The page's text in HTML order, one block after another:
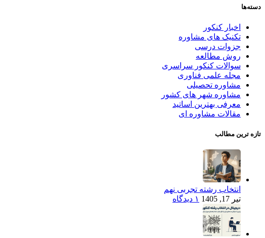
دسته‌ها
اخبار کنکور
تکنیک های مشاوره
جزوات درسی
روش مطالعه
سوالات کنکور سراسری
مجله علمی فناوری
مشاوره تحصیلی
مشاوره شهر های کشور
معرفی بهترین اساتید
مقالات مشاوره ای
تازه ترین مطالب
انتخاب رشته تجربی نهم
تیر 17, 1405
۱ دیدگاه